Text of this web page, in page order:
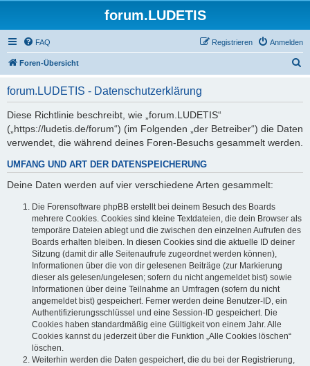
forum.LUDETIS
FAQ Anmelden
Registrieren
Foren-Übersicht
forum.LUDETIS - Datenschutzerklärung
Diese Richtlinie beschreibt, wie „forum.LUDETIS“
(„https://ludetis.de/forum“) (im Folgenden „der Betreiber“) die Daten
verwendet, die während deines Foren-Besuchs gesammelt werden.
UMFANG UND ART DER DATENSPEICHERUNG
Deine Daten werden auf vier verschiedene Arten gesammelt:
Die Forensoftware phpBB erstellt bei deinem Besuch des Boards
mehrere Cookies. Cookies sind kleine Textdateien, die dein Browser als
temporäre Dateien ablegt und die zwischen den einzelnen Aufrufen des
Boards erhalten bleiben. In diesen Cookies sind die aktuelle ID deiner
Sitzung (damit dir alle Seitenaufrufe zugeordnet werden können),
Informationen über die von dir gelesenen Beiträge (zur Markierung
dieser als gelesen/ungelesen; sofern du nicht angemeldet bist) sowie
Informationen über deine Teilnahme an Umfragen (sofern du nicht
angemeldet bist) gespeichert. Ferner werden deine Benutzer-ID, ein
Authentifizierungsschlüssel und eine Session-ID gespeichert. Die
Cookies haben standardmäßig eine Gültigkeit von einem Jahr. Alle
Cookies kannst du jederzeit über die Funktion „Alle Cookies löschen“
löschen.
Weiterhin werden die Daten gespeichert, die du bei der Registrierung,